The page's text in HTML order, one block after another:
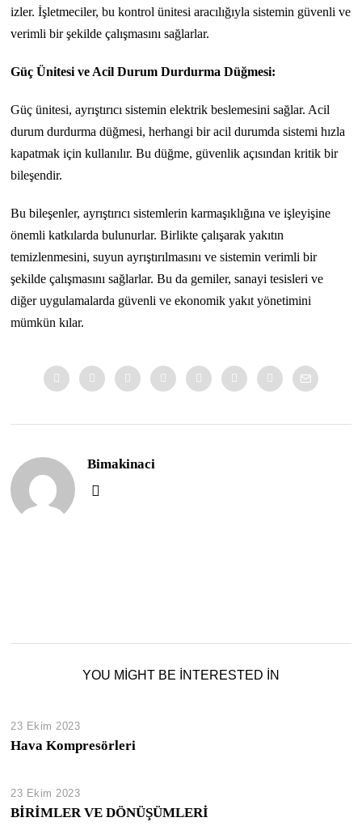
izler. İşletmeciler, bu kontrol ünitesi aracılığıyla sistemin güvenli ve
verimli bir şekilde çalışmasını sağlarlar.
Güç Ünitesi ve Acil Durum Durdurma Düğmesi:
Güç ünitesi, ayrıştırıcı sistemin elektrik beslemesini sağlar. Acil
durum durdurma düğmesi, herhangi bir acil durumda sistemi hızla
kapatmak için kullanılır. Bu düğme, güvenlik açısından kritik bir
bileşendir.
Bu bileşenler, ayrıştırıcı sistemlerin karmaşıklığına ve işleyişine
önemli katkılarda bulunurlar. Birlikte çalışarak yakıtın
temizlenmesini, suyun ayrıştırılmasını ve sistemin verimli bir
şekilde çalışmasını sağlarlar. Bu da gemiler, sanayi tesisleri ve
diğer uygulamalarda güvenli ve ekonomik yakıt yönetimini
mümkün kılar.
Bimakinaci
YOU MIGHT BE INTERESTED IN
23 Ekim 2023
Hava Kompresörleri
23 Ekim 2023
BİRİMLER VE DÖNÜŞÜMLERİ